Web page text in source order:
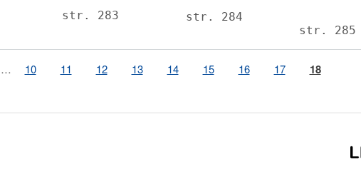
str. 283 str. 284
str. 285
… Page
10 Page
11 Page
12 Page
13 Page
14 Page
15 Page
16 Page
17 Page
18